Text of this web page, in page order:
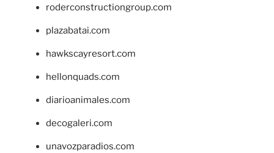
roderconstructiongroup.com
plazabatai.com
hawkscayresort.com
hellonquads.com
diarioanimales.com
decogaleri.com
unavozparadios.com